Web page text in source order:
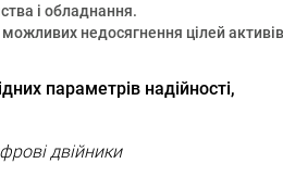
і обладнання.
недосягнення цілей активів
параметрів надійності,
двійники